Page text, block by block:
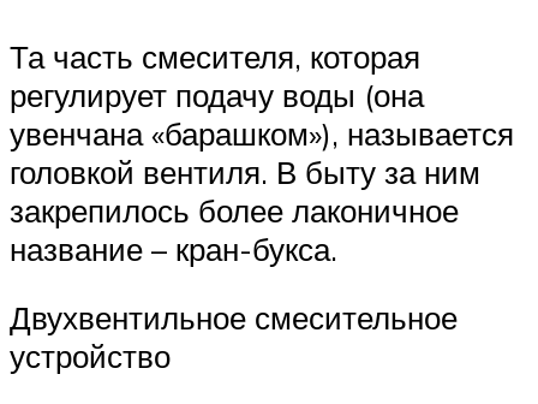
Та часть смесителя, которая
регулирует подачу воды (она
увенчана «барашком»), называется
головкой вентиля. В быту за ним
закрепилось более лаконичное
название – кран-букса.
Двухвентильное смесительное
устройство